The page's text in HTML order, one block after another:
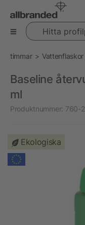
Hitta profilprodukter
timmar Vattenflaskor
Baseline
ml
Produktnummer: 760-
Ekologiska